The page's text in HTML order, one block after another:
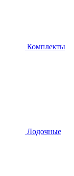
Комплекты
Лодочные